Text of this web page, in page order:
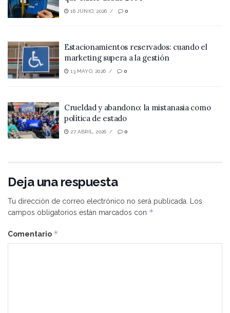
16 JUNIO, 2026 0
Estacionamientos reservados: cuando el
marketing supera a la gestión
13 MAYO, 2026 0
Crueldad y abandono: la mistanasia como
política de estado
27 ABRIL, 2026 0
Deja una respuesta
Tu dirección de correo electrónico no será publicada.
Los
campos obligatorios están marcados con *
Comentario *